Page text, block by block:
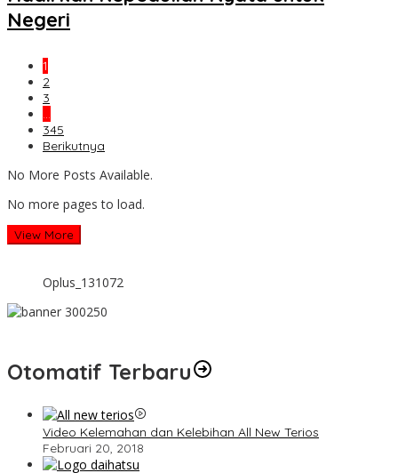
Negeri
1
2
3
…
345
Berikutnya
No More Posts Available.
No more pages to load.
View More
Oplus_131072
Otomatif Terbaru
Video Kelemahan dan Kelebihan All New Terios
Februari 20, 2018